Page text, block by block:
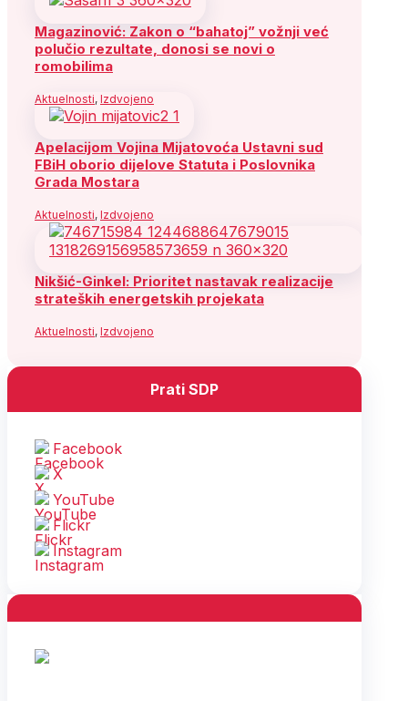
Magazinović: Zakon o “bahatoj” vožnji već
polučio rezultate, donosi se novi o
romobilima
Aktuelnosti, Izdvojeno
Apelacijom Vojina Mijatovoća Ustavni sud
FBiH oborio dijelove Statuta i Poslovnika
Grada Mostara
Aktuelnosti, Izdvojeno
Nikšić-Ginkel: Prioritet nastavak realizacije
strateških energetskih projekata
Aktuelnosti, Izdvojeno
Prati SDP
Facebook
X
YouTube
Flickr
Instagram